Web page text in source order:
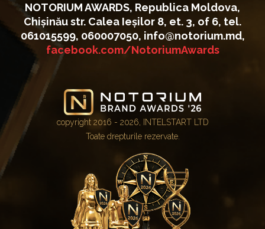
NOTORIUM AWARDS, Republica Moldova,
Chișinău str. Calea Ieșilor 8, et. 3, of 6, tel.
061015599, 060007050, info@notorium.md,
facebook.com/NotoriumAwards
copyright 2016 - 2026, INTELSTART LTD
Toate drepturile rezervate.